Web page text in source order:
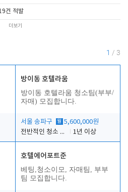
건 적발
더보기
1 / 3
방이동 호텔라움
방이동 호텔라움 청소팀(부부/
자매) 모집합니다.
서울 송파구 월 5,600,000원
전반적인 청소 업무(객실청소.객실정리)
1년 이상
호텔에어포트준
베팅,청소이모, 자매팀, 부부
팀 모집합니다.